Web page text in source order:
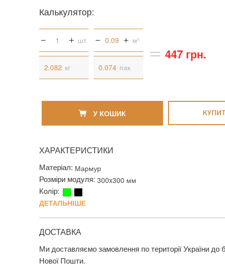
Калькулятор:
шт м²
кг пак
447 грн.
У КОШИК
ХАРАКТЕРИСТИКИ
Матеріал: Мармур
Розміри модуля: 300x300 мм
Колір:
ДЕТАЛЬНІШЕ
ДОСТАВКА
Ми доставляємо замовлення по території України до
Нової Пошти.